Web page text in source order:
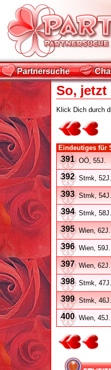
Partnersuche
Partnersuche
So,
Klick Dich durch
Eindeutiges für
391 OÖ, 55J.
392 Stmk, 52J.
393 Stmk, 54J.
394 Stmk, 58J.
395 Wien, 62J.
396 Wien, 59J.
397 Wien, 62J.
398 Stmk, 47J.
399 Stmk, 46J.
400 Wien, 45J.